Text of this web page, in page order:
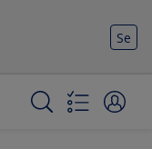
Se